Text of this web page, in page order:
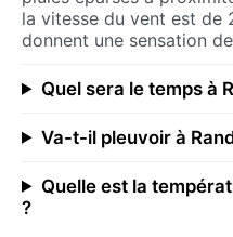
la vitesse du vent est de
donnent une sensation de
Quel sera le temps à
Va-t-il pleuvoir à
Quelle est la
?